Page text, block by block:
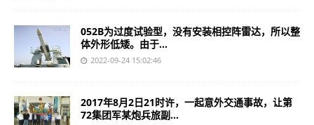
052B为过度试验型，没有安装相控阵雷达，所以整
体外形低矮。由于...
2022-09-24 15:02:46
2017年8月2日21时许，一起意外交通事故，让第
72集团军某炮兵旅副...